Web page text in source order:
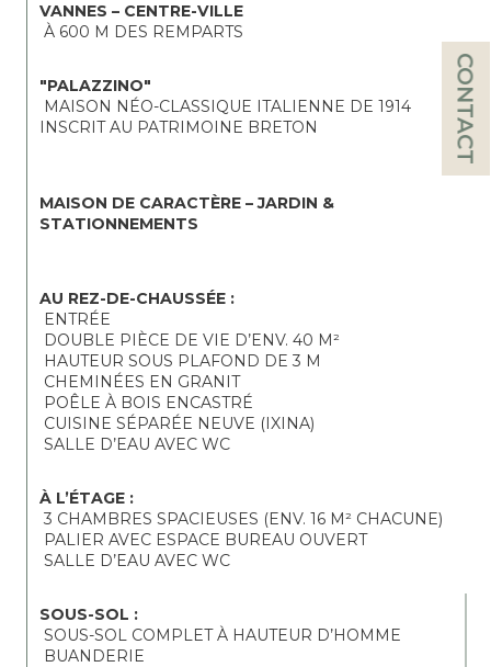
CONTACT
VANNES – CENTRE-VILLE
À 600 M DES REMPARTS
"PALAZZINO"
MAISON NÉO-CLASSIQUE ITALIENNE DE 1914
INSCRIT AU PATRIMOINE BRETON
MAISON DE CARACTÈRE – JARDIN &
STATIONNEMENTS
AU REZ-DE-CHAUSSÉE :
ENTRÉE
DOUBLE PIÈCE DE VIE D’ENV. 40 M²
HAUTEUR SOUS PLAFOND DE 3 M
CHEMINÉES EN GRANIT
POÊLE À BOIS ENCASTRÉ
CUISINE SÉPARÉE NEUVE (IXINA)
SALLE D’EAU AVEC WC
À L’ÉTAGE :
3 CHAMBRES SPACIEUSES (ENV. 16 M² CHACUNE)
PALIER AVEC ESPACE BUREAU OUVERT
SALLE D’EAU AVEC WC
SOUS-SOL :
SOUS-SOL COMPLET À HAUTEUR D’HOMME
BUANDERIE